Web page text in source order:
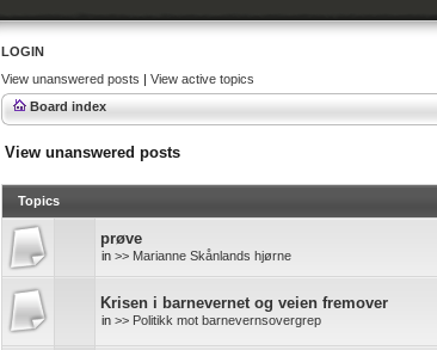
LOGIN
View unanswered posts | View active topics
Board index
View unanswered posts
Topics
prøve
in >> Marianne Skånlands hjørne
Krisen i barnevernet og veien fremover
in >> Politikk mot barnevernsovergrep